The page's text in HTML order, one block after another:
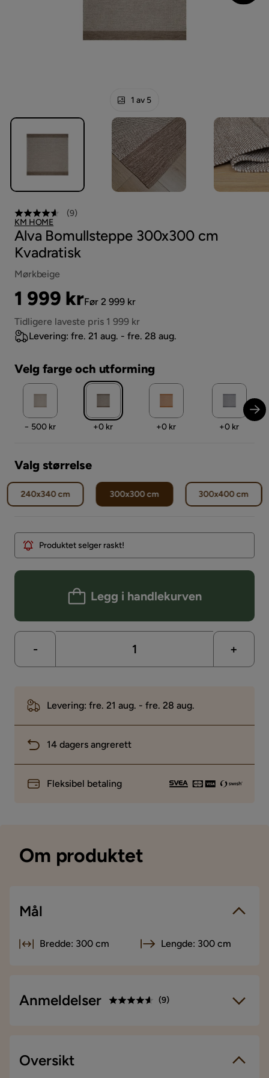
1 av 5
(9)
KM HOME
Alva Bomullsteppe 300x300 cm
Kvadratisk
Mørkbeige
Pris
1 999 kr
Original
Pris
Før 2 999 kr
Tidligere laveste pris 1 999 kr
Levering: fre. 21 aug. - fre. 28 aug.
Velg farge och utforming
Pris
− 500 kr Pris
+0 kr Pris
+0 kr Pris
+0 kr
Valg størrelse
240x340 cm 300x300 cm 300x400 cm
Produktet selger raskt!
Legg i handlekurven
- +
Levering: fre. 21 aug. - fre. 28 aug.
14 dagers angrerett
Fleksibel betaling
Om produktet
Mål
Bredde: 300 cm Lengde: 300 cm
Anmeldelser (9)
9 anmeldelser
Oversikt